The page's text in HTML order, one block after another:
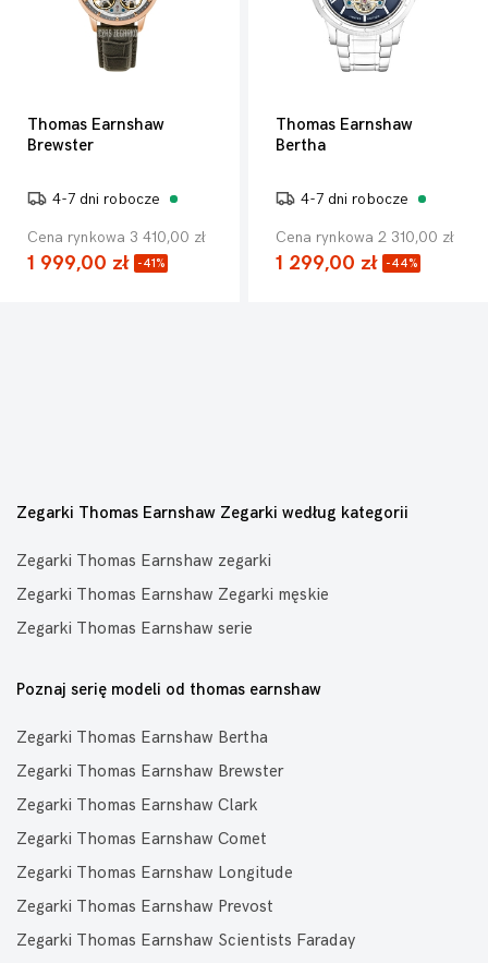
Thomas Earnshaw
Brewster
4-7 dni robocze
Cena rynkowa 3 410,00 zł
1 999,00 zł -41%
Thomas Earnshaw
Bertha
4-7 dni robocze
Cena rynkowa 2 310,00 zł
1 299,00 zł -44%
Zegarki Thomas Earnshaw Zegarki według kategorii
Zegarki Thomas Earnshaw zegarki
Zegarki Thomas Earnshaw Zegarki męskie
Zegarki Thomas Earnshaw serie
Poznaj serię modeli od thomas earnshaw
Zegarki Thomas Earnshaw Bertha
Zegarki Thomas Earnshaw Brewster
Zegarki Thomas Earnshaw Clark
Zegarki Thomas Earnshaw Comet
Zegarki Thomas Earnshaw Longitude
Zegarki Thomas Earnshaw Prevost
Zegarki Thomas Earnshaw Scientists Faraday